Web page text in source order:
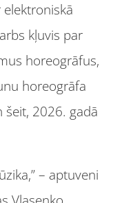
kļuvis par
horeogrāfus,
horeogrāfa
šeit, 2026. gadā
– aptuveni